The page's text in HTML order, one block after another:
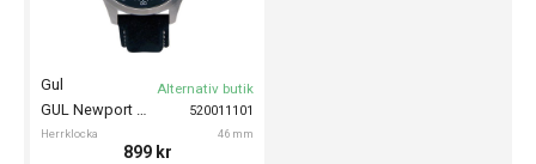
520011101
Gul
Herrklocka 46 mm
GUL Newport 46mm
Alternativ butik
899 kr